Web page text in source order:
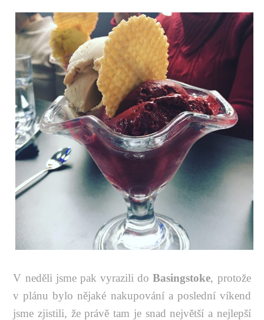
V neděli jsme pak vyrazili doBasingstoke, protože
v plánu bylo nějaké nakupování a poslední víkend
jsme zjistili, že právě tam je snad největší a nejlepší